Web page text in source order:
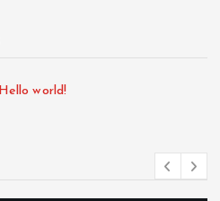
Hello world!